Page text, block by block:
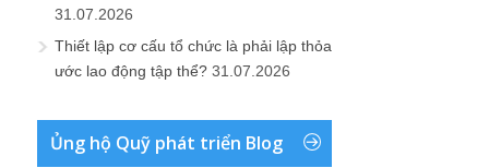
31.07.2026
Thiết lập cơ cấu tổ chức là phải lập thỏa
ước lao động tập thể? 31.07.2026
Ủng hộ Quỹ phát triển Blog